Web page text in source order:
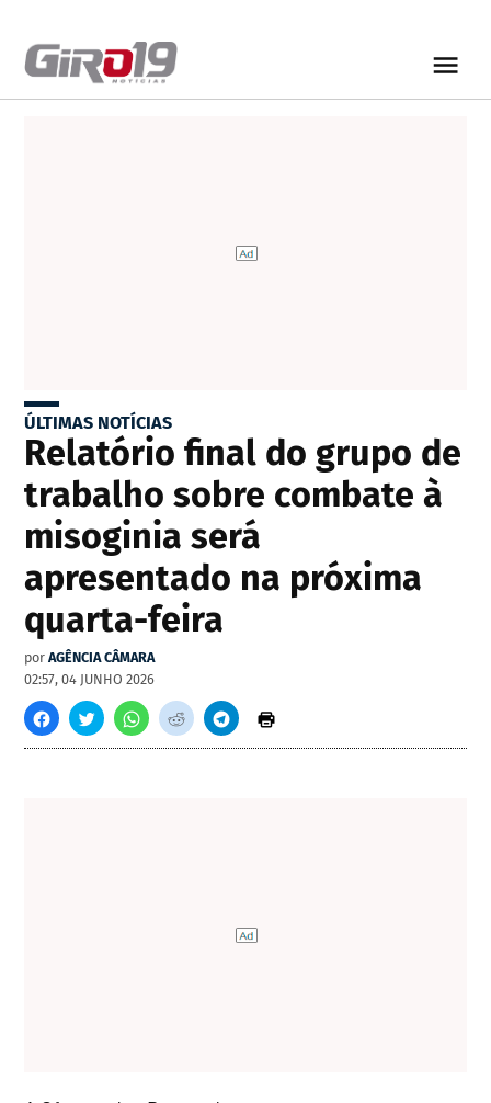
ÚLTIMAS NOTÍCIAS
Relatório final do grupo de
trabalho sobre combate à
misoginia será
apresentado na próxima
quarta-feira
por AGÊNCIA CÂMARA
02:57, 04 JUNHO 2026